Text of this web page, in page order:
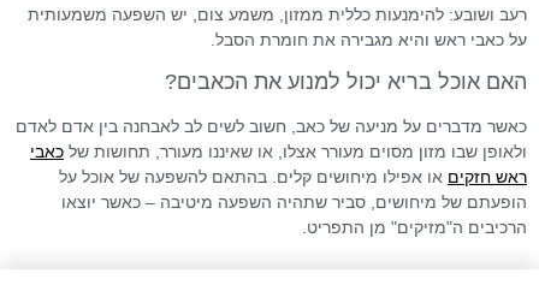
רעב ושובע: להימנעות כללית ממזון, משמע צום, יש השפעה משמעותית
על כאבי ראש והיא מגבירה את חומרת הסבל.
האם אוכל בריא יכול למנוע את הכאבים?
כאשר מדברים על מניעה של כאב, חשוב לשים לב לאבחנה בין אדם לאדם
ולאופן שבו מזון מסוים מעורר אצלו, או שאיננו מעורר, תחושות של כאבי
ראש חזקים או אפילו מיחושים קלים. בהתאם להשפעה של אוכל על
הופעתם של מיחושים, סביר שתהיה השפעה מיטיבה – כאשר יוצאו
הרכיבים ה"מזיקים" מן התפריט.